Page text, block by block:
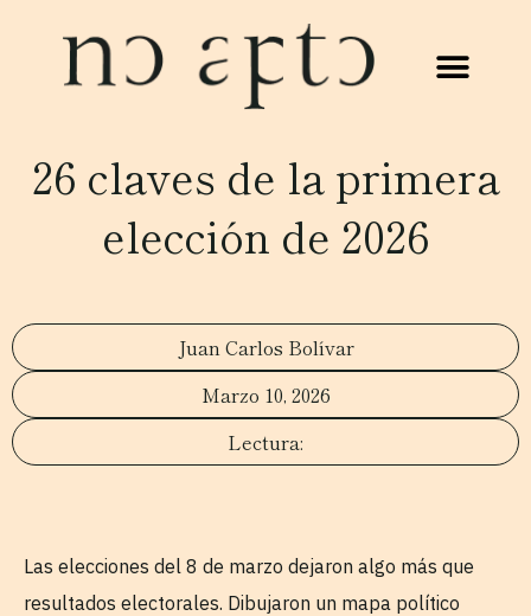
26 claves de la primera
elección de 2026
Juan Carlos Bolívar
Marzo 10, 2026
Las elecciones del 8 de marzo dejaron algo más que
resultados electorales. Dibujaron un mapa político